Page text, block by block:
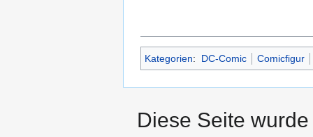
Kategorien: DC-Comic Comicfigur
Diese Seite